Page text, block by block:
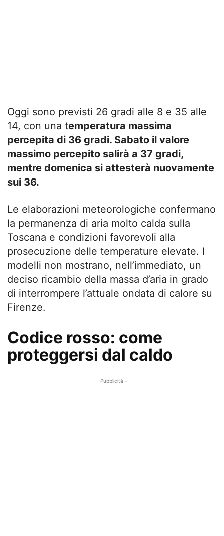
Oggi sono previsti 26 gradi alle 8 e 35 alle
14, con una temperatura massima
percepita di 36 gradi. Sabato il valore
massimo percepito salirà a 37 gradi,
mentre domenica si attesterà nuovamente
sui 36.
Le elaborazioni meteorologiche confermano
la permanenza di aria molto calda sulla
Toscana e condizioni favorevoli alla
prosecuzione delle temperature elevate. I
modelli non mostrano, nell’immediato, un
deciso ricambio della massa d’aria in grado
di interrompere l’attuale ondata di calore su
Firenze.
Codice rosso: come
proteggersi dal caldo
- Pubblicità -